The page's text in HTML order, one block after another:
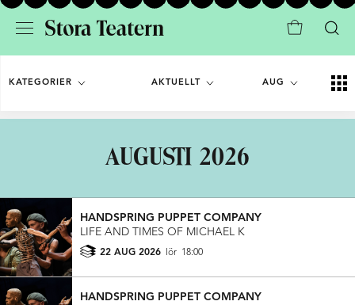
KATEGORIER AKTUELLT AUG
AUGUSTI 2026
HANDSPRING PUPPET COMPANY
LIFE AND TIMES OF MICHAEL K
22 AUG 2026 lör 18:00
HANDSPRING PUPPET COMPANY